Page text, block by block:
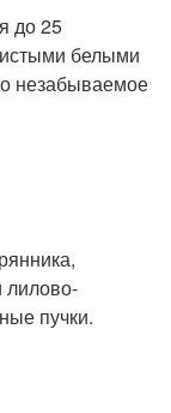
до 25
белыми
незабываемое
лилово-
пучки.